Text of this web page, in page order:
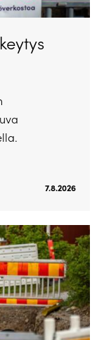
7.8.2026